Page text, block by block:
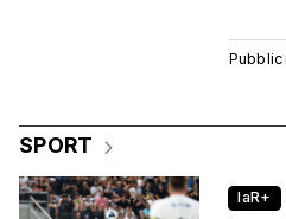
SPORT
laR+